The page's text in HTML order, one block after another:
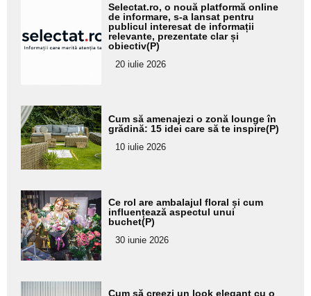
pentru
subtitlu
Selectat.ro, o nouă platformă online
de informare, s-a lansat pentru
publicul interesat de informații
relevante, prezentate clar și
obiectiv(P)
20 iulie 2026
Adaugă
aici textul
pentru
subtitlu
Cum să amenajezi o zonă lounge în
grădină: 15 idei care să te inspire(P)
10 iulie 2026
Adaugă
aici textul
pentru
subtitlu
Ce rol are ambalajul floral și cum
influențează aspectul unui
buchet(P)
30 iunie 2026
Adaugă
Cum să creezi un look elegant cu o